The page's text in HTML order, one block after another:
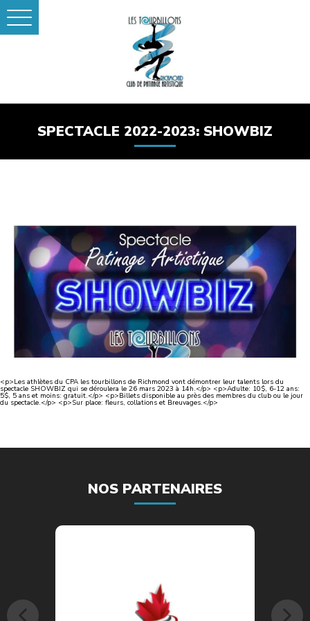
SPECTACLE 2022-2023: SHOWBIZ
<p>Les athlètes du CPA les tourbillons de Richmond vont démontrer leur talents lors du
spectacle SHOWBIZ qui se déroulera le 26 mars 2023 à 14h.</p> <p>Adulte: 10$, 6-12 ans:
5$, 5 ans et moins: gratuit.</p> <p>Billets disponible au près des membres du club ou le jour
du spectacle.</p> <p>Sur place: fleurs, collations et Breuvages.</p>
NOS PARTENAIRES